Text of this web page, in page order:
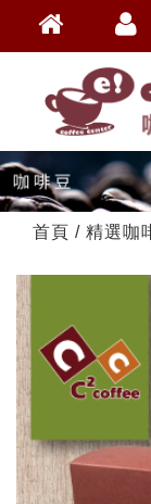
會員登入
忘記密
加入會
VIP登
VIP申
首頁 / 精選咖